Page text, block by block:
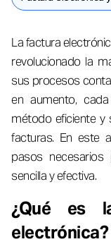
La factura
revolucionado la
sus procesos
en aumento,
método eficiente y
facturas. En este
pasos
sencilla y efectiva.
¿Qué es
electrónica?